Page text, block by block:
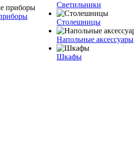
Светильники
Столешницы
Напольные аксессуары
Шкафы